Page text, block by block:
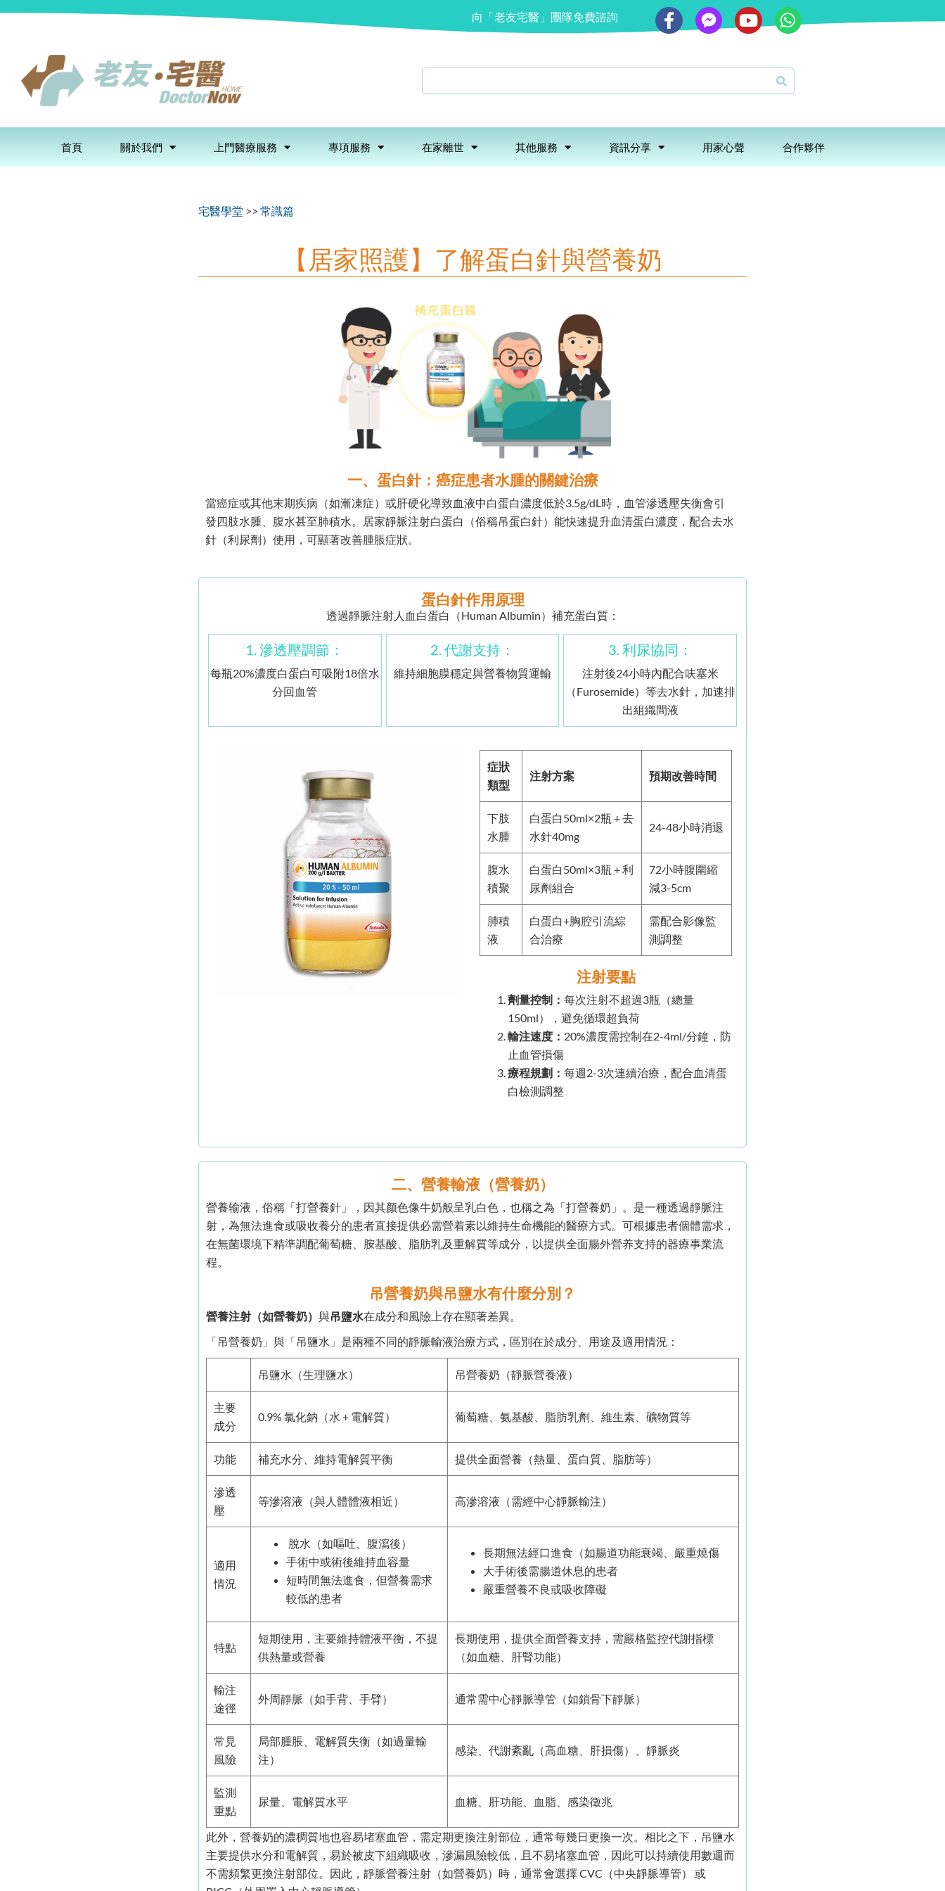
向「老友宅醫」團隊免費諮詢
首頁 關於我們 上門醫療服務 專項服務 在家離世 其他服務 資訊分享 用家心聲 合作夥伴
宅醫學堂 >> 常識篇
【居家照護】了解蛋白針與營養奶
一、蛋白針：癌症患者水腫的關鍵治療
當癌症或其他末期疾病（如漸凍症）或肝硬化導致血液中白蛋白濃度低於3.5g/dL時，血管滲透壓失衡會引
發四肢水腫、腹水甚至肺積水。居家靜脈注射白蛋白（俗稱吊蛋白針）能快速提升血清蛋白濃度，配合去水
針（利尿劑）使用，可顯著改善腫脹症狀。
蛋白針作用原理
透過靜脈注射人血白蛋白（Human Albumin）補充蛋白質：
1. 滲透壓調節：
每瓶20%濃度白蛋白可吸附18倍水
分回血管
2. 代謝支持：
維持細胞膜穩定與營養物質運輸
3. 利尿協同：
注射後24小時內配合呋塞米
（Furosemide）等去水針，加速排
出組織間液
症狀
類型
注射方案 預期改善時間
下肢
水腫
白蛋白50ml×2瓶 + 去
水針40mg
24-48小時消退
腹水
積聚
白蛋白50ml×3瓶 + 利
尿劑組合
72小時腹圍縮
減3-5cm
肺積
液
白蛋白+胸腔引流綜
合治療
需配合影像監
測調整
注射要點
劑量控制： 每次注射不超過3瓶（總量
150ml），避免循環超負荷
輸注速度： 20%濃度需控制在2-4ml/分鐘，防
止血管損傷
療程規劃： 每週2-3次連續治療，配合血清蛋
白檢測調整
二、營養輸液（營養奶）
營養输液，俗稱「打營養針」，因其颜色像牛奶般呈乳白色，也稱之為「打營養奶」。是一種透過靜脈注
射，為無法進食或吸收養分的患者直接提供必需營着素以維持生命機能的醫療方式。可根據患者個體需求，
在無菌環境下精準調配葡萄糖、胺基酸、脂肪乳及重解質等成分，以提供全面腸外營养支持的器療事業流
程。
吊營養奶與吊鹽水有什麼分別？
營養注射（如營養奶） 與吊鹽水在成分和風險上存在顯著差異。
「吊營養奶」與「吊鹽水」是兩種不同的靜脈輸液治療方式，區別在於成分、用途及適用情況：
吊鹽水（生理鹽水） 吊營養奶（靜脈營養液）
主要
成分
0.9% 氯化鈉（水 + 電解質） 葡萄糖、氨基酸、脂肪乳劑、維生素、礦物質等
功能 補充水分、維持電解質平衡 提供全面營養（熱量、蛋白質、脂肪等）
滲透
壓
等滲溶液（與人體體液相近） 高滲溶液（需經中心靜脈輸注）
適用
情況
脫水（如嘔吐、腹瀉後）
手術中或術後維持血容量
短時間無法進食，但營養需求
較低的患者
長期無法經口進食（如腸道功能衰竭、嚴重燒傷
大手術後需腸道休息的患者
嚴重營養不良或吸收障礙
特點
短期使用，主要維持體液平衡，不提
供熱量或營養
長期使用，提供全面營養支持，需嚴格監控代謝指標
（如血糖、肝腎功能）
輸注
途徑
外周靜脈（如手背、手臂） 通常需中心靜脈導管（如鎖骨下靜脈）
常見
風險
局部腫脹、電解質失衡（如過量輸
注）
感染、代謝紊亂（高血糖、肝損傷）、靜脈炎
監測
重點
尿量、電解質水平 血糖、肝功能、血脂、感染徵兆
此外，營養奶的濃稠質地也容易堵塞血管，需定期更換注射部位，通常每幾日更換一次。相比之下，吊鹽水
主要提供水分和電解質，易於被皮下組織吸收，滲漏風險較低，且不易堵塞血管，因此可以持續使用數週而
不需頻繁更換注射部位。因此，靜脈營養注射（如營養奶）時，通常會選擇 CVC（中央靜脈導管） 或